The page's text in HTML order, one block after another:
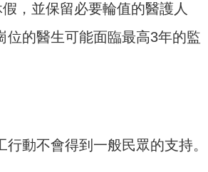
，並保留必要輪值的醫護人
位的醫生可能面臨最高3年的監
動不會得到一般民眾的支持。